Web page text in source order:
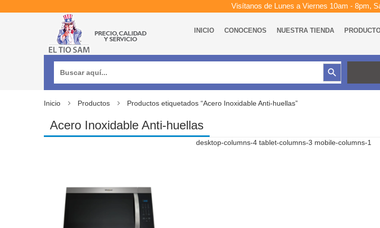
Visítanos de Lunes a Viernes 10am - 8pm,
INICIO CONOCENOS NUESTRA TIENDA
Botón de búsqueda
Inicio Productos Productos etiquetados “Acero Inoxidable Anti-huellas”
Acero Inoxidable Anti-huellas
desktop-columns-4 tablet-columns-3 mobile-columns-1